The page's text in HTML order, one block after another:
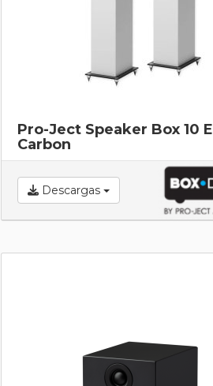
Pro-Ject Speaker Box 10 E
Carbon
Descargas